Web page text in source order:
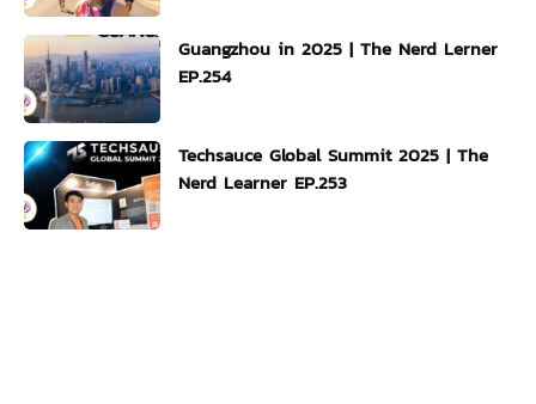
Guangzhou in 2025 | The Nerd Lerner
EP.254
Techsauce Global Summit 2025 | The
Nerd Learner EP.253